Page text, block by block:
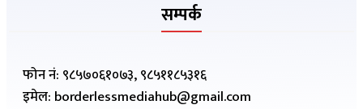
सम्पर्क
फोन नं: ९८५७०६१०७३, ९८५११८५३१६
इमेल: borderlessmediahub@gmail.com